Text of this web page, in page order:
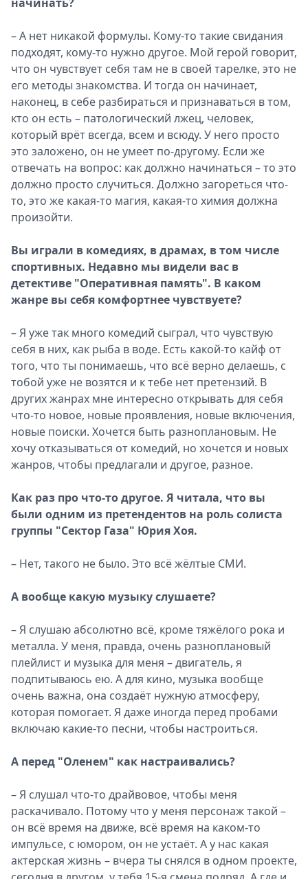
– А нет никакой формулы. Кому-то такие свидания
подходят, кому-то нужно другое. Мой герой говорит,
что он чувствует себя там не в своей тарелке, это не
его методы знакомства. И тогда он начинает,
наконец, в себе разбираться и признаваться в том,
кто он есть – патологический лжец, человек,
который врёт всегда, всем и всюду. У него просто
это заложено, он не умеет по-другому. Если же
отвечать на вопрос: как должно начинаться – то это
должно просто случиться. Должно загореться что-
то, это же какая-то магия, какая-то химия должна
произойти.
Вы играли в комедиях, в драмах, в том числе
спортивных. Недавно мы видели вас в
детективе "Оперативная память". В каком
жанре вы себя комфортнее чувствуете?
– Я уже так много комедий сыграл, что чувствую
себя в них, как рыба в воде. Есть какой-то кайф от
того, что ты понимаешь, что всё верно делаешь, с
тобой уже не возятся и к тебе нет претензий. В
других жанрах мне интересно открывать для себя
что-то новое, новые проявления, новые включения,
новые поиски. Хочется быть разноплановым. Не
хочу отказываться от комедий, но хочется и новых
жанров, чтобы предлагали и другое, разное.
Как раз про что-то другое. Я читала, что вы
были одним из претендентов на роль солиста
группы "Сектор Газа" Юрия Хоя.
– Нет, такого не было. Это всё жёлтые СМИ.
А вообще какую музыку слушаете?
– Я слушаю абсолютно всё, кроме тяжёлого рока и
металла. У меня, правда, очень разноплановый
плейлист и музыка для меня – двигатель, я
подпитываюсь ею. А для кино, музыка вообще
очень важна, она создаёт нужную атмосферу,
которая помогает. Я даже иногда перед пробами
включаю какие-то песни, чтобы настроиться.
А перед "Оленем" как настраивались?
– Я слушал что-то драйвовое, чтобы меня
раскачивало. Потому что у меня персонаж такой –
он всё время на движе, всё время на каком-то
импульсе, с юмором, он не устаёт. А у нас какая
актерская жизнь – вчера ты снялся в одном проекте,